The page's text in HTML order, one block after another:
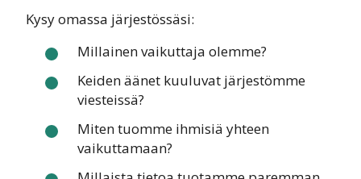
Kysy omassa järjestössäsi:
Millainen vaikuttaja olemme?
Keiden äänet kuuluvat järjestömme
viesteissä?
Miten tuomme ihmisiä yhteen
vaikuttamaan?